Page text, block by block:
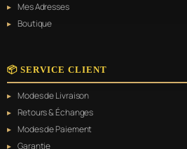
Mes Adresses
Boutique
📦 SERVICE CLIENT
Modes de Livraison
Retours & Échanges
Modes de Paiement
Garantie